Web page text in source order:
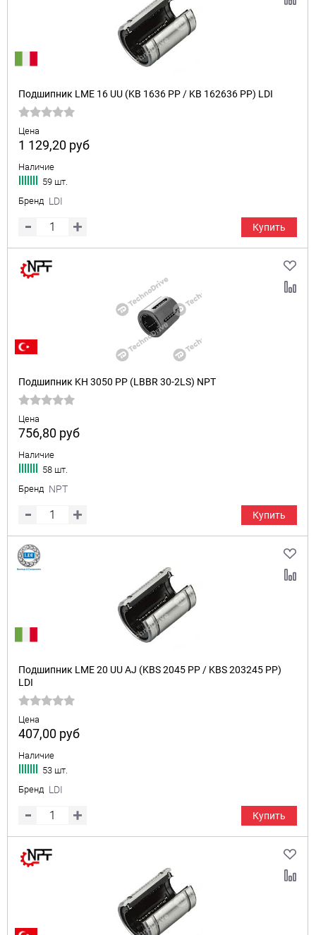
Подшипник LME 16 UU (KB 1636 PP / KB 162636 PP) LDI
Цена
1 129,20 руб
Наличие
59 шт.
Бренд LDI
Купить
Подшипник KH 3050 PP (LBBR 30-2LS) NPT
Цена
756,80 руб
Наличие
58 шт.
Бренд NPT
Купить
Подшипник LME 20 UU AJ (KBS 2045 PP / KBS 203245 PP)
LDI
Цена
407,00 руб
Наличие
53 шт.
Бренд LDI
Купить